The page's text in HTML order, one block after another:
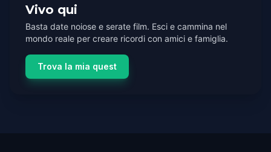
Vivo qui
Basta date noiose e serate film. Esci e cammina nel
mondo reale per creare ricordi con amici e famiglia.
Trova la mia quest